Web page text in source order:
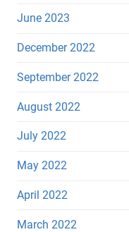
June 2023
December 2022
September 2022
August 2022
July 2022
May 2022
April 2022
March 2022